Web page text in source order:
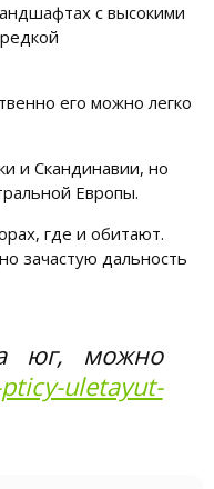
с высокими
его можно легко
и Скандинавии, но
Европы.
где и обитают.
зачастую дальность
юг, можно
uletayut-
про кошек и
СОБАК NUTRO:
долголетия собаки – правильное
питание. Главная задача ...